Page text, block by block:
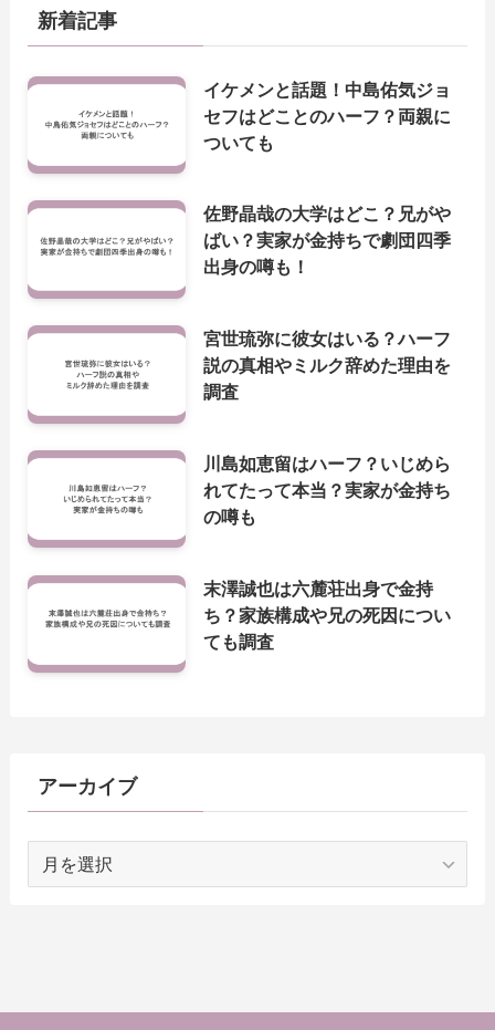
新着記事
イケメンと話題！中島佑気ジョ
セフはどことのハーフ？両親に
ついても
佐野晶哉の大学はどこ？兄がや
ばい？実家が金持ちで劇団四季
出身の噂も！
宮世琉弥に彼女はいる？ハーフ
説の真相やミルク辞めた理由を
調査
川島如恵留はハーフ？いじめら
れてたって本当？実家が金持ち
の噂も
末澤誠也は六麓荘出身で金持
ち？家族構成や兄の死因につい
ても調査
アーカイブ